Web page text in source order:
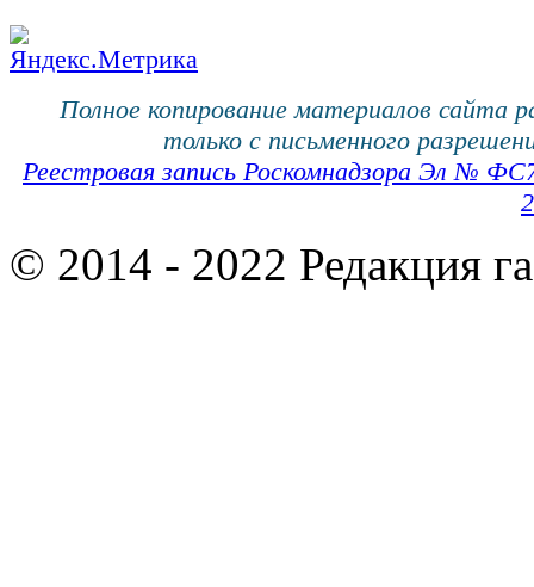
Полное копирование материалов сайта
только с письменного
Реестровая запись Роскомнадзора Эл №
© 2014 - 2022 Редакция